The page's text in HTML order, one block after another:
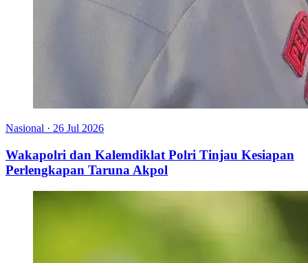
Nasional · 26 Jul 2026
Wakapolri dan Kalemdiklat Polri Tinjau Kesiapan
Perlengkapan Taruna Akpol